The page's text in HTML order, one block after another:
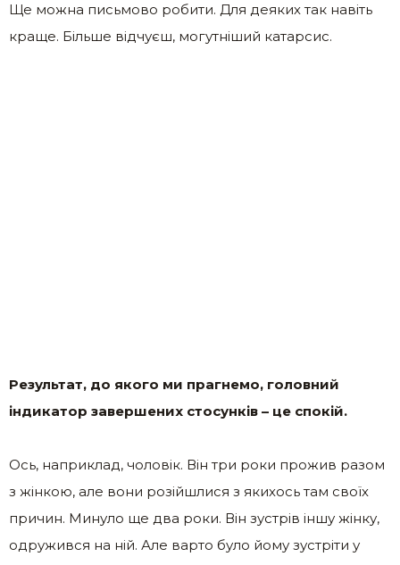
Ще можна письмово робити. Для деяких так навіть
краще. Більше відчуєш, могутніший катарсис.
Результат, до якого ми прагнемо, головний
індикатор завершених стосунків – це спокій.
Ось, наприклад, чоловік. Він три роки прожив разом
з жінкою, але вони розійшлися з якихось там своїх
причин. Минуло ще два роки. Він зустрів іншу жінку,
одружився на ній. Але варто було йому зустріти у